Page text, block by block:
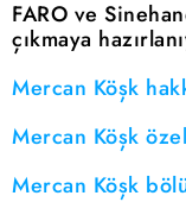
FARO ve
çıkmaya
Mercan Köşk
Mercan Köşk
Mercan Köşk